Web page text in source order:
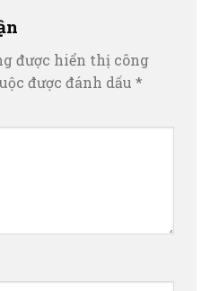
được hiển thị công
được đánh dấu *